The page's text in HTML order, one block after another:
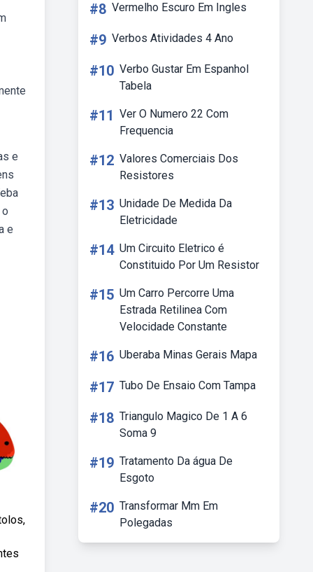
e
e
#8 Vermelho Escuro Em Ingles
#9 Verbos Atividades 4 Ano
#10 Verbo Gustar Em Espanhol
Tabela
#11 Ver O Numero 22 Com
Frequencia
#12 Valores Comerciais Dos
Resistores
#13 Unidade De Medida Da
Eletricidade
#14 Um Circuito Eletrico é
Constituido Por Um Resistor
#15 Um Carro Percorre Uma
Estrada Retilinea Com
Velocidade Constante
#16 Uberaba Minas Gerais Mapa
#17 Tubo De Ensaio Com Tampa
#18 Triangulo Magico De 1 A 6
Soma 9
#19 Tratamento Da água De
Esgoto
#20 Transformar Mm Em
Polegadas